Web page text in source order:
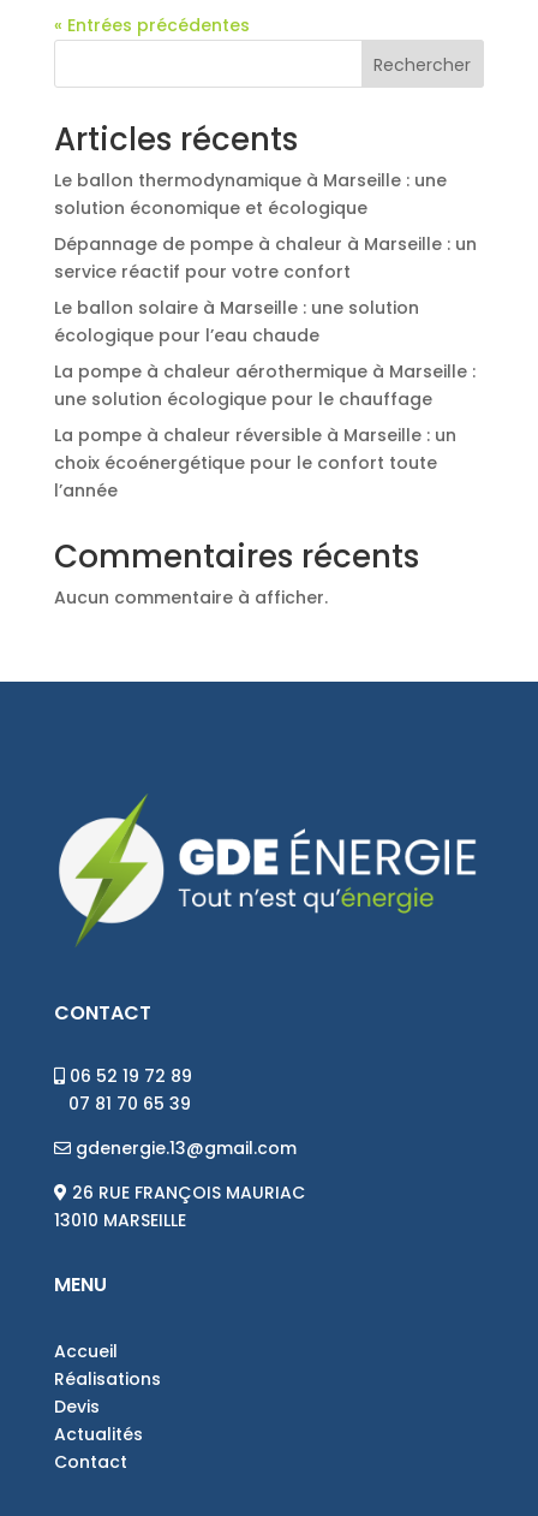
« Entrées précédentes
Rechercher
Articles récents
Le ballon thermodynamique à Marseille : une
solution économique et écologique
Dépannage de pompe à chaleur à Marseille : un
service réactif pour votre confort
Le ballon solaire à Marseille : une solution
écologique pour l’eau chaude
La pompe à chaleur aérothermique à Marseille :
une solution écologique pour le chauffage
La pompe à chaleur réversible à Marseille : un
choix écoénergétique pour le confort toute
l’année
Commentaires récents
Aucun commentaire à afficher.
CONTACT
06 52 19 72 89
07 81 70 65 39
gdenergie.13@gmail.com
26 RUE FRANÇOIS MAURIAC
13010 MARSEILLE
MENU
Accueil
Réalisations
Devis
Actualités
Contact